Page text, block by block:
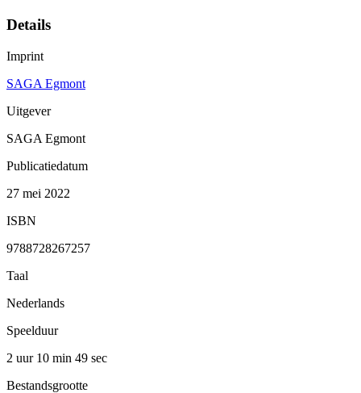
Details
Imprint
SAGA Egmont
Uitgever
SAGA Egmont
Publicatiedatum
27 mei 2022
ISBN
9788728267257
Taal
Nederlands
Speelduur
2 uur 10 min 49 sec
Bestandsgrootte